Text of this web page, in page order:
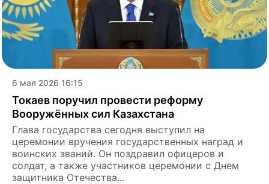
6 мая 2026 16:15
Токаев поручил провести реформу
Вооружённых сил Казахстана
Глава государства сегодня выступил на
церемонии вручения государственных наград и
воинских званий. Он поздравил офицеров и
солдат, а также участников церемонии с Днем
защитника Отечества...